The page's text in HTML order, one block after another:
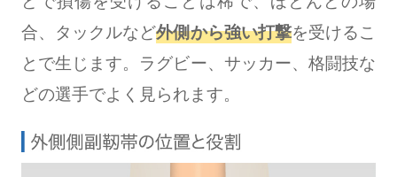
合、タックルなど外側から強い打撃を受けるこ
とで生じます。ラグビー、サッカー、格闘技な
どの選手でよく見られます。